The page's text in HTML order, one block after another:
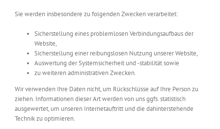
Sie werden insbesondere zu folgenden Zwecken verarbeitet:
Sicherstellung eines problemlosen Verbindungsaufbaus der
Website,
Sicherstellung einer reibungslosen Nutzung unserer Website,
Auswertung der Systemsicherheit und -stabilität sowie
zu weiteren administrativen Zwecken.
Wir verwenden Ihre Daten nicht, um Rückschlüsse auf Ihre Person zu
ziehen. Informationen dieser Art werden von uns ggfs. statistisch
ausgewertet, um unseren Internetauftritt und die dahinterstehende
Technik zu optimieren.